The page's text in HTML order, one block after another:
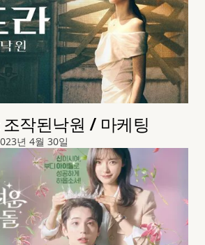
조작된낙원 / 마케팅
년 4월 30일